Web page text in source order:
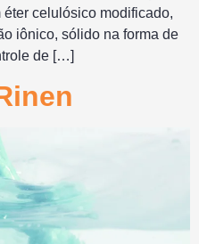
celulósico modificado,
iônico, sólido na forma de
de […]